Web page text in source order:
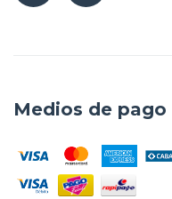
Medios de pago